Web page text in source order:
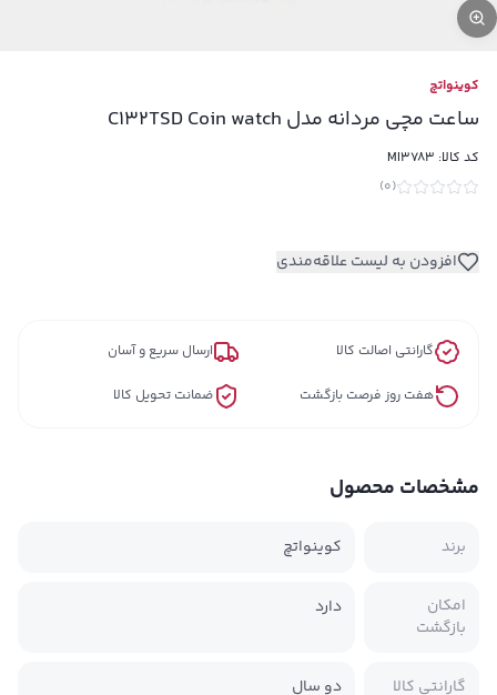
کوینواتچ
ساعت مچی مردانه مدل C132TSD Coin watch
کد کالا: MI3783
(
0
)
افزودن به لیست علاقه‌مندی
گارانتی اصالت کالا ارسال سریع و آسان
هفت روز فرصت بازگشت ضمانت تحویل کالا
مشخصات محصول
برند کوینواتچ
امکان
بازگشت
دارد
گارانتی کالا دو سال